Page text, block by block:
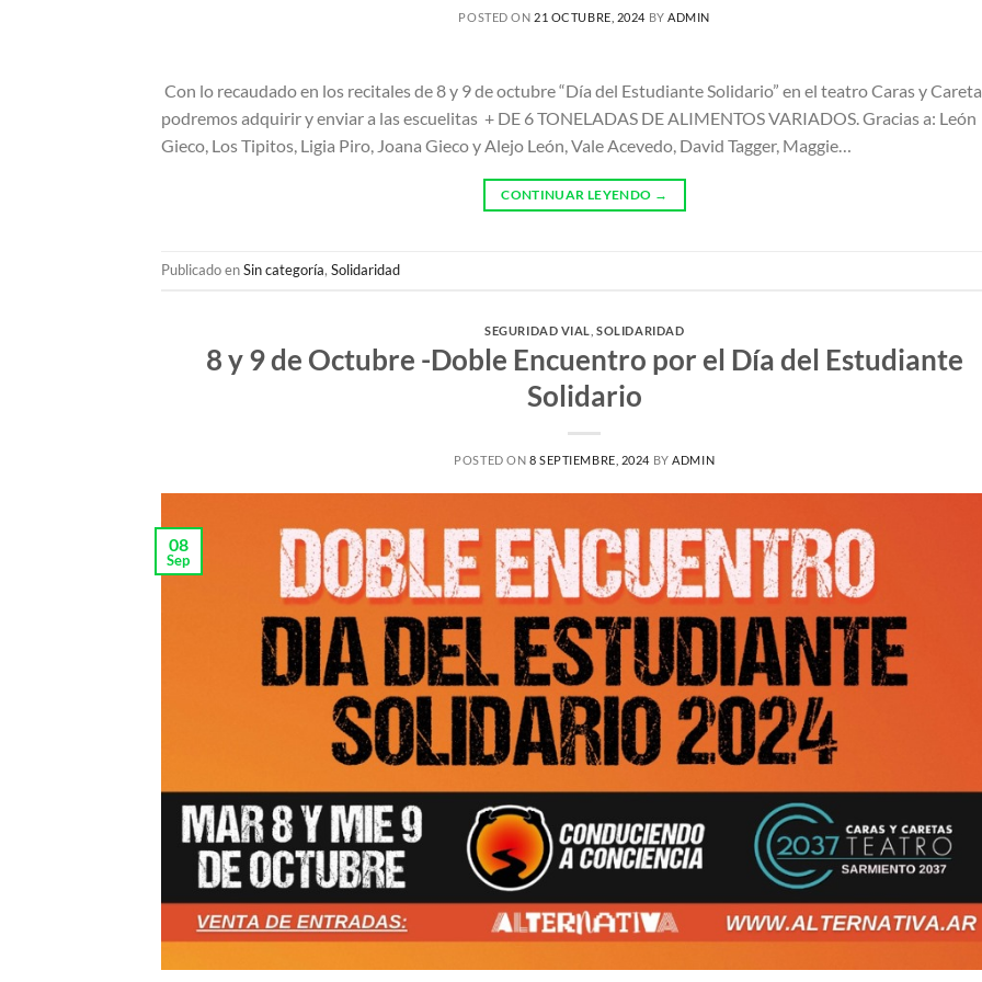
POSTED ON 21 OCTUBRE, 2024 BYADMIN
Con lo recaudado en los recitales de 8 y 9 de octubre “Día del Estudiante Solidario” en el teatro Caras y
podremos adquirir y enviar a las escuelitas + DE 6 TONELADAS DE ALIMENTOS VARIADOS. Gracias a: León
Gieco, Los Tipitos, Ligia Piro, Joana Gieco y Alejo León, Vale Acevedo, David Tagger, Maggie…
CONTINUAR LEYENDO →
Publicado enSin categoría, Solidaridad
SEGURIDAD VIAL ,SOLIDARIDAD
8 y 9 de Octubre -Doble Encuentro por el Día del Estudiante
Solidario
POSTED ON 8 SEPTIEMBRE, 2024 BYADMIN
08
Sep